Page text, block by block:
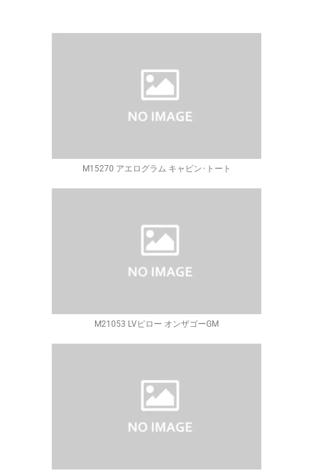
M15270 アエログラム キャビン･トート
M21053 LVピロー オンザゴーGM